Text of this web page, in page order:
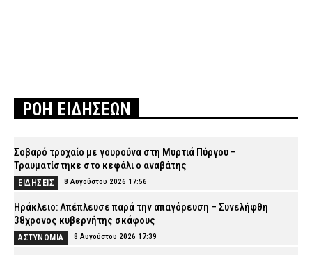
ΡΟΗ ΕΙΔΗΣΕΩΝ
Σοβαρό τροχαίο με γουρούνα στη Μυρτιά Πύργου –
Τραυματίστηκε στο κεφάλι ο αναβάτης
ΕΙΔΗΣΕΙΣ 8 Αυγούστου 2026 17:56
Ηράκλειο: Απέπλευσε παρά την απαγόρευση – Συνελήφθη
38χρονος κυβερνήτης σκάφους
ΑΣΤΥΝΟΜΙΑ 8 Αυγούστου 2026 17:39